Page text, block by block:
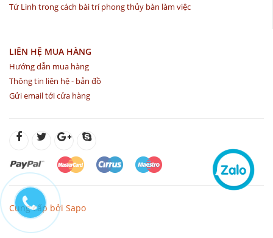
Tứ Linh trong cách bài trí phong thủy bàn làm việc
LIÊN HỆ MUA HÀNG
Hướng dẫn mua hàng
Thông tin liên hệ - bản đồ
Gửi email tới cửa hàng
Cung cấp bởi Sapo